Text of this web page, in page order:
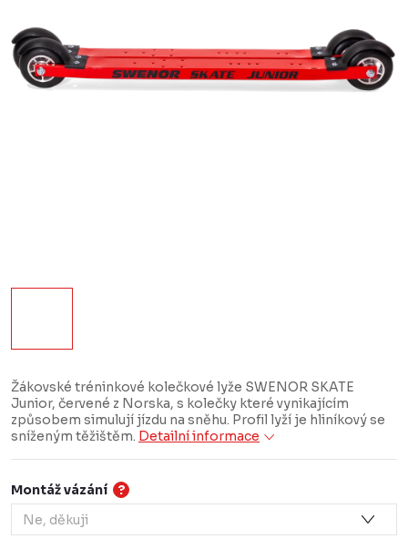
Žákovské tréninkové kolečkové lyže SWENOR SKATE
Junior, červené z Norska, s kolečky které vynikajícím
způsobem simulují jízdu na sněhu. Profil lyží je hliníkový se
sníženým těžištěm. Detailní informace
Montáž vázání ?